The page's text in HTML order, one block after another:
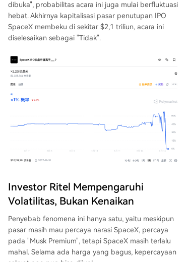
dibuka", probabilitas acara ini juga mulai berfluktuasi
hebat. Akhirnya kapitalisasi pasar penutupan IPO
SpaceX membeku di sekitar $2,1 triliun, acara ini
diselesaikan sebagai "Tidak".
Investor Ritel Mempengaruhi
Volatilitas, Bukan Kenaikan
Penyebab fenomena ini hanya satu, yaitu meskipun
pasar masih mau percaya narasi SpaceX, percaya
pada "Musk Premium", tetapi SpaceX masih terlalu
mahal. Selama ada harga yang bagus, kepercayaan